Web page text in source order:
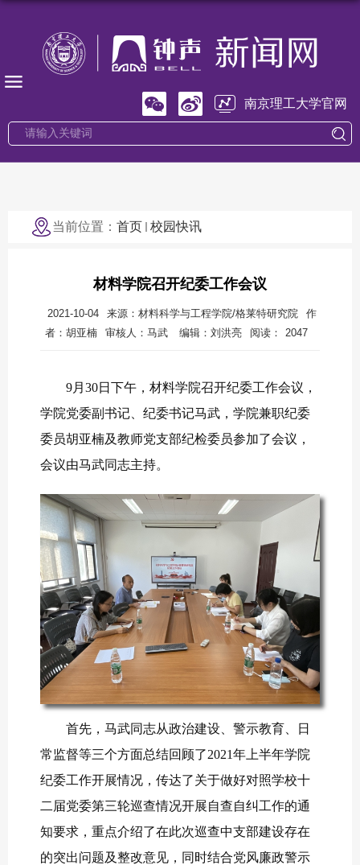
南京理工大学官网
当前位置： 首页 校园快讯
材料学院召开纪委工作会议
2021-10-04 来源：材料科学与工程学院/格莱特研究院
作
者：胡亚楠
审核人：马武 编辑：刘洪亮 阅读： 2047
9月 30日下午，材料学院召开纪委工作会议，
学院党委副书记、纪委书记马武，学院兼职纪委
委员胡亚楠及教师党支部纪检委员参加了会议，
会议由马武同志主持。
首先，马武同志从政治建设、警示教育、日
常监督等三个方面总结回顾了2021年上半年学院
纪委工作开展情况，传达了关于做好对照学校十
二届党委第三轮巡查情况开展自查自纠工作的通
知要求，重点介绍了在此次巡查中支部建设存在
的突出问题及整改意见，同时结合党风廉政警示